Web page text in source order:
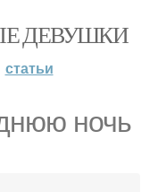
ДЕВУШКИ
статьи
ночь